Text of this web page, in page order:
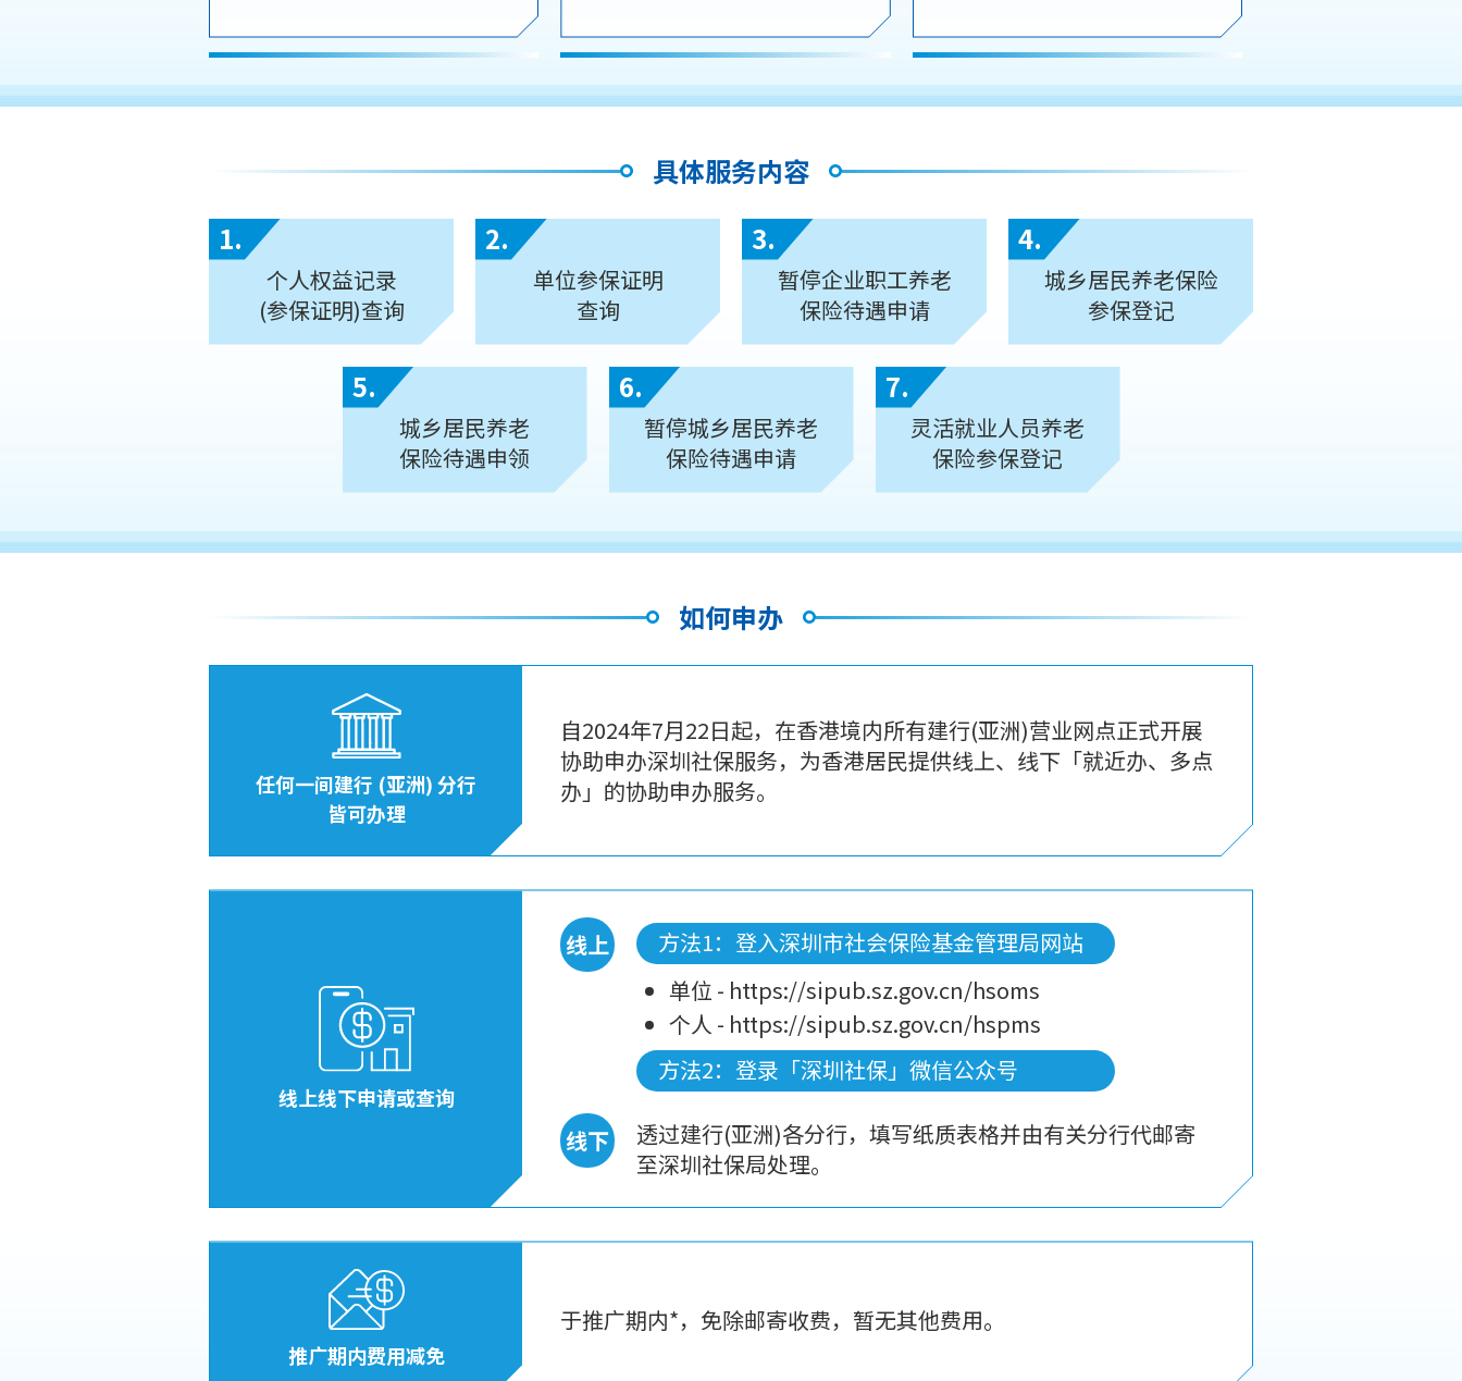
具体服务内容
1.
个人权益记录
(参保证明)查询
2.
单位参保证明
查询
3.
暂停企业职工养老
保险待遇申请
4.
城乡居民养老保险
参保登记
5.
城乡居民养老
保险待遇申领
6.
暂停城乡居民养老
保险待遇申请
7.
灵活就业人员养老
保险参保登记
如何申办
任何一间建行 (亚洲) 分行
皆可办理
自2024年7月22日起，在香港境内所有建行(亚洲)营业网点正式开展
协助申办深圳社保服务，为香港居民提供线上、线下「就近办、多点
办」的协助申办服务。
线上线下申请或查询
线上
方法1：登入深圳市社会保险基金管理局网站
单位 - https://sipub.sz.gov.cn/hsoms
个人 - https://sipub.sz.gov.cn/hspms
方法2：登录「深圳社保」微信公众号
线下
透过建行(亚洲)各分行，填写纸质表格并由有关分行代邮寄
至深圳社保局处理。
推广期内费用减免
于推广期内*，免除邮寄收费，暂无其他费用。